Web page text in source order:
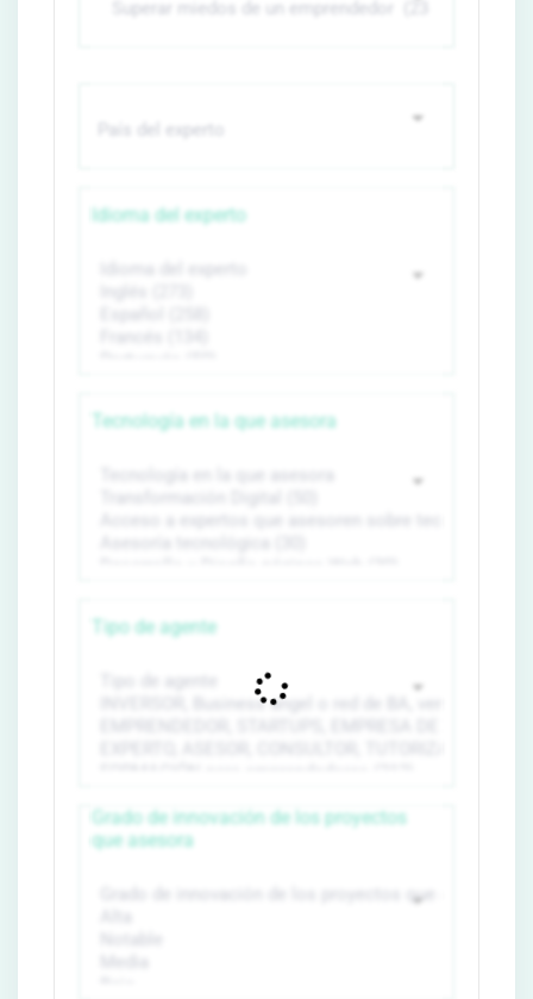
Idioma del experto
Tecnología en la que asesora
Tipo de agente
Grado de innovación de los proyectos
que asesora